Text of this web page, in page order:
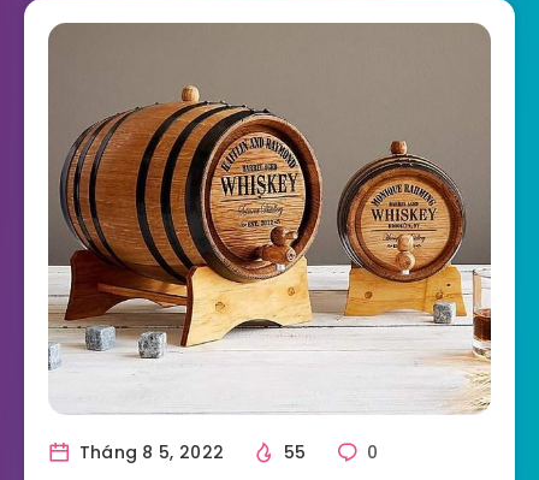
Tháng 8 5, 2022 55 0